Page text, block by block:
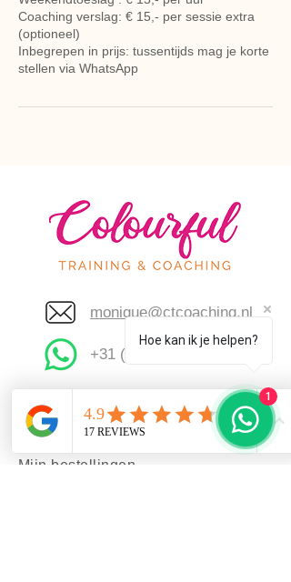
Coaching verslag: € 15,- per sessie extra
(optioneel)
Inbegrepen in prijs: tussentijds mag je korte
stellen via WhatsApp
monique@ctcoaching.nl
+31 (0)6 549 350 98
Contact
Mijn bestellingen
Hoe kan ik je helpen?
1